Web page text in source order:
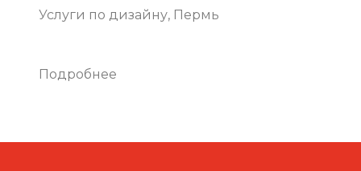
Услуги по дизайну, Пермь
Подробнее